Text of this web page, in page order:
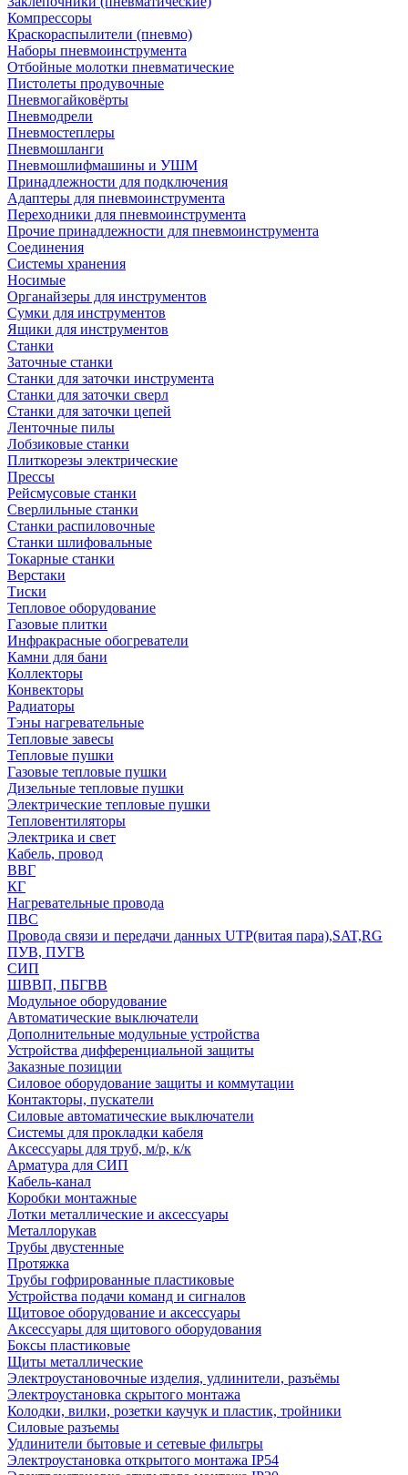
Компрессоры
Краскораспылители (пневмо)
Наборы пневмоинструмента
Отбойные молотки пневматические
Пистолеты продувочные
Пневмогайковёрты
Пневмодрели
Пневмостеплеры
Пневмошланги
Пневмошлифмашины и УШМ
Принадлежности для подключения
Адаптеры для пневмоинструмента
Переходники для пневмоинструмента
Прочие принадлежности для пневмоинструмента
Соединения
Системы хранения
Носимые
Органайзеры для инструментов
Сумки для инструментов
Ящики для инструментов
Станки
Заточные станки
Станки для заточки инструмента
Станки для заточки сверл
Станки для заточки цепей
Ленточные пилы
Лобзиковые станки
Плиткорезы электрические
Прессы
Рейсмусовые станки
Сверлильные станки
Станки распиловочные
Станки шлифовальные
Токарные станки
Верстаки
Тиски
Тепловое оборудование
Газовые плитки
Инфракрасные обогреватели
Камни для бани
Коллекторы
Конвекторы
Радиаторы
Тэны нагревательные
Тепловые завесы
Тепловые пушки
Газовые тепловые пушки
Дизельные тепловые пушки
Электрические тепловые пушки
Тепловентиляторы
Электрика и свет
Кабель, провод
ВВГ
КГ
Нагревательные провода
ПВС
Провода связи и передачи данных UTP(витая пара),SAT,RG
ПУВ, ПУГВ
СИП
ШВВП, ПБГВВ
Модульное оборудование
Автоматические выключатели
Дополнительные модульные устройства
Устройства дифференциальной защиты
Заказные позиции
Силовое оборудование защиты и коммутации
Контакторы, пускатели
Силовые автоматические выключатели
Системы для прокладки кабеля
Аксессуары для труб, м/р, к/к
Арматура для СИП
Кабель-канал
Коробки монтажные
Лотки металлические и аксессуары
Металлорукав
Трубы двустенные
Протяжка
Трубы гофрированные пластиковые
Устройства подачи команд и сигналов
Щитовое оборудование и аксессуары
Аксессуары для щитового оборудования
Боксы пластиковые
Щиты металлические
Электроустановочные изделия, удлинители, разъёмы
Электроустановка скрытого монтажа
Колодки, вилки, розетки каучук и пластик, тройники
Силовые разъемы
Удлинители бытовые и сетевые фильтры
Электроустановка открытого монтажа IP54